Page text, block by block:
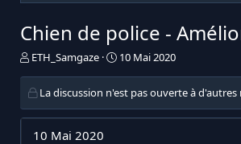
Chien de police -
I
i
t
i
a
ETH_Samgaze
D
e
d
10 Mai 2020
La discussion n'est pas ouverte à d'autres
10 Mai 2020